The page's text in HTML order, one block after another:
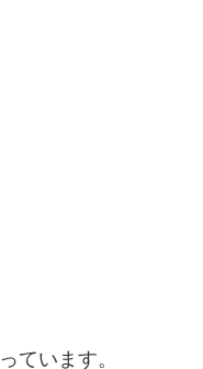
ています。